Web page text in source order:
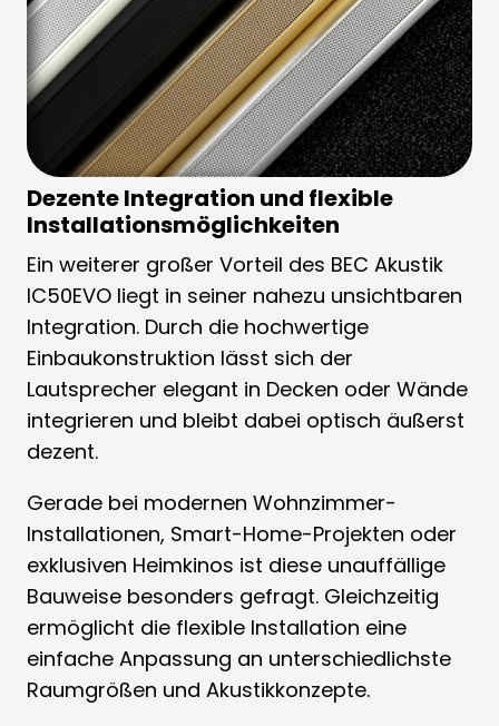
Dezente Integration und flexible
Installationsmöglichkeiten
Ein weiterer großer Vorteil des BEC Akustik
IC50EVO liegt in seiner nahezu unsichtbaren
Integration. Durch die hochwertige
Einbaukonstruktion lässt sich der
Lautsprecher elegant in Decken oder Wände
integrieren und bleibt dabei optisch äußerst
dezent.
Gerade bei modernen Wohnzimmer-
Installationen, Smart-Home-Projekten oder
exklusiven Heimkinos ist diese unauffällige
Bauweise besonders gefragt. Gleichzeitig
ermöglicht die flexible Installation eine
einfache Anpassung an unterschiedlichste
Raumgrößen und Akustikkonzepte.